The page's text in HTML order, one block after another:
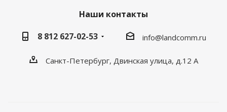
Наши контакты
8 812 627-02-53
info@landcomm.ru
Санкт-Петербург, Двинская улица, д.12 А